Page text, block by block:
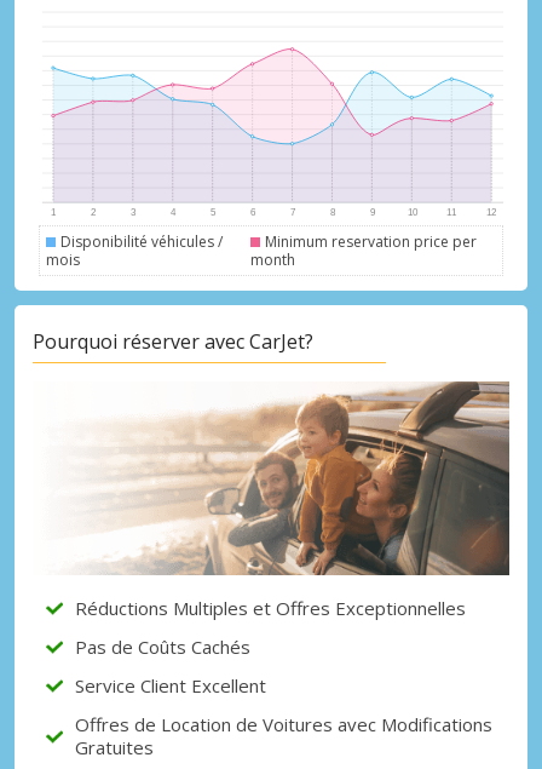
Disponibilité véhicules /
mois
Minimum reservation price per
month
Pourquoi réserver avec CarJet?
Réductions Multiples et Offres Exceptionnelles
Pas de Coûts Cachés
Service Client Excellent
Offres de Location de Voitures avec Modifications
Gratuites